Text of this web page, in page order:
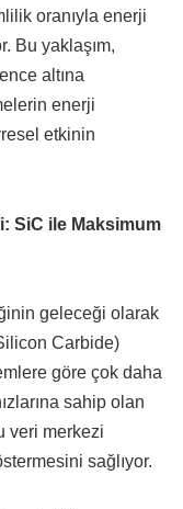
oranıyla enerji
Bu yaklaşım,
altına
enerji
etkinin
SiC ile Maksimum
geleceği olarak
Carbide)
göre çok daha
sahip olan
veri merkezi
sağlıyor.